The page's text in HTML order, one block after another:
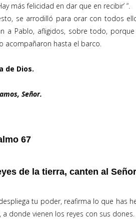
más felicidad en dar que en recibir’ “.
se arrodilló para orar con todos
a Pablo, afligidos, sobre todo,
acompañaron hasta el barco.
de Dios.
Señor.
67
de la tierra, canten al
tu poder, reafirma lo que has
donde vienen los reyes con sus dones.